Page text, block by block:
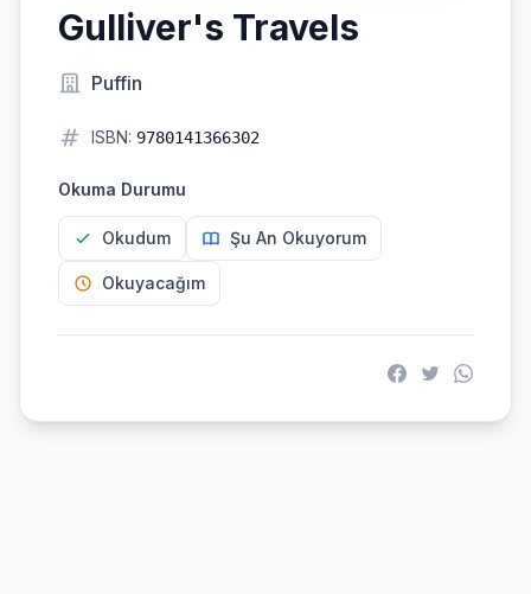
Gulliver's Travels
Puffin
ISBN: 9780141366302
Okuma Durumu
Okudum Şu An Okuyorum
Okuyacağım